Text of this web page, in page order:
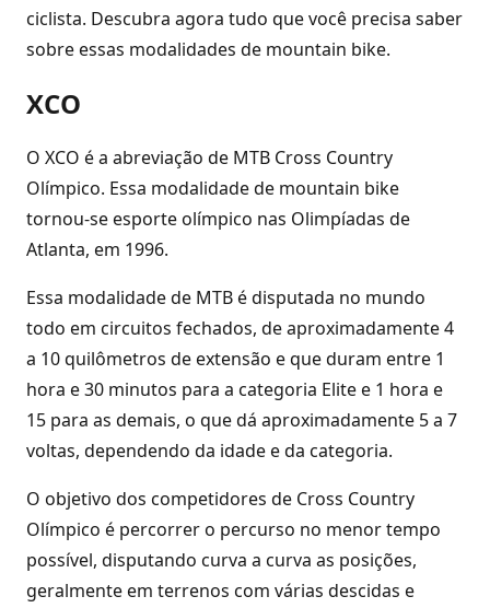
ciclista. Descubra agora tudo que você precisa saber
sobre essas modalidades de mountain bike.
XCO
O XCO é a abreviação de MTB Cross Country
Olímpico. Essa modalidade de mountain bike
tornou-se esporte olímpico nas Olimpíadas de
Atlanta, em 1996.
Essa modalidade de MTB é disputada no mundo
todo em circuitos fechados, de aproximadamente 4
a 10 quilômetros de extensão e que duram entre 1
hora e 30 minutos para a categoria Elite e 1 hora e
15 para as demais, o que dá aproximadamente 5 a 7
voltas, dependendo da idade e da categoria.
O objetivo dos competidores de Cross Country
Olímpico é percorrer o percurso no menor tempo
possível, disputando curva a curva as posições,
geralmente em terrenos com várias descidas e